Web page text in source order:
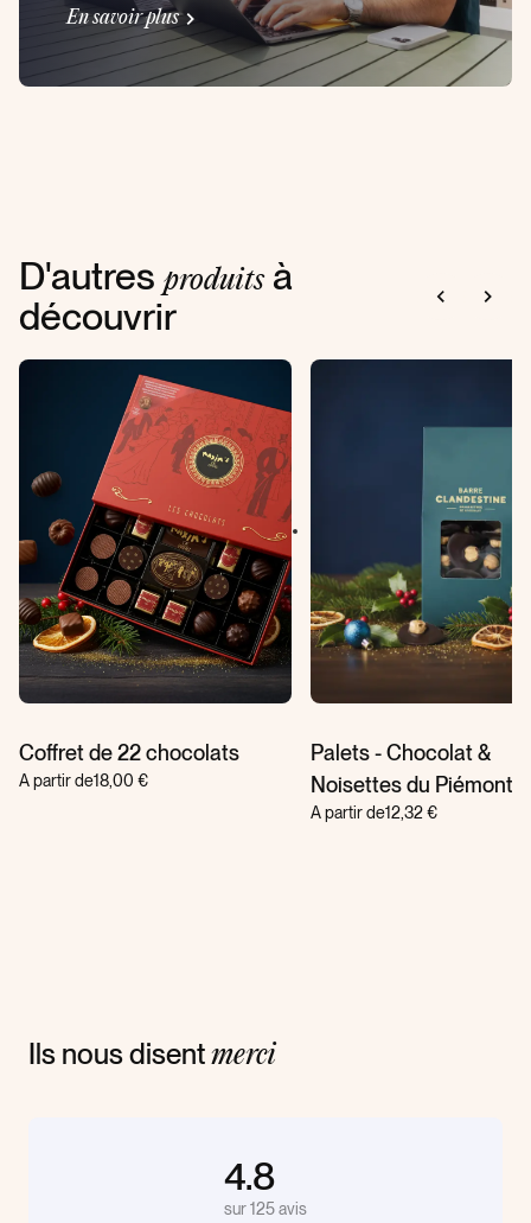
En savoir plus
D'autres produitsà
découvrir
Coffret de 22 chocolats
A partir de18,00 €
Palets - Chocolat &
Noisettes du Piémont
A partir de12,32 €
Ils nous disent merci
4.8
sur 125 avis